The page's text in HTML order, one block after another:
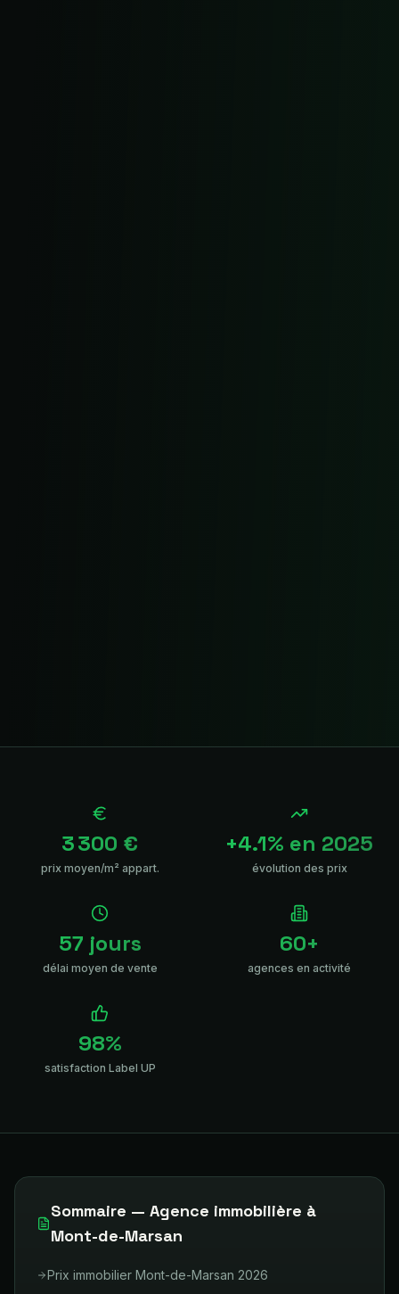
3 300 €
prix moyen/m² appart.
+4.1% en 2025
évolution des prix
57 jours
délai moyen de vente
60+
agences en activité
98%
satisfaction Label UP
Sommaire — Agence immobilière à
Mont-de-Marsan
Prix immobilier Mont-de-Marsan 2026